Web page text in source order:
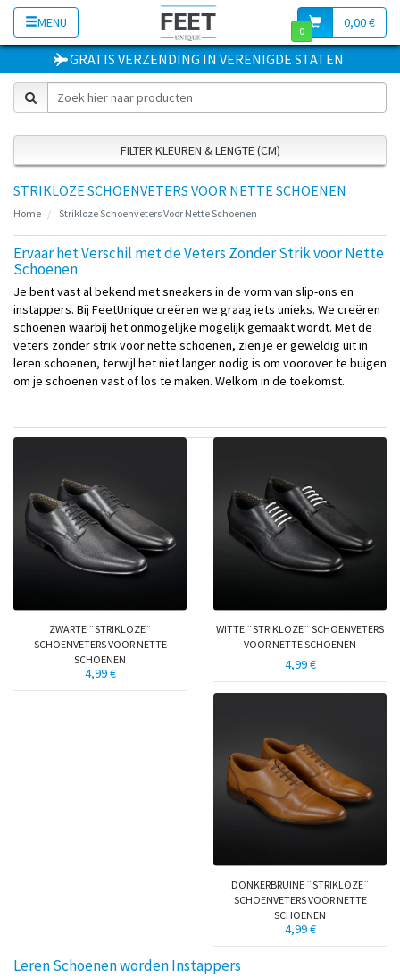
MENU 0,00 €
0
GRATIS VERZENDING IN VERENIGDE STATEN
FILTER KLEUREN & LENGTE (CM)
STRIKLOZE SCHOENVETERS VOOR NETTE SCHOENEN
Home Strikloze Schoenveters Voor Nette Schoenen
Ervaar het Verschil met de Veters Zonder Strik voor Nette
Schoenen
Je bent vast al bekend met sneakers in de vorm van slip-ons en
instappers. Bij FeetUnique creëren we graag iets unieks. We creëren
schoenen waarbij het onmogelijke mogelijk gemaakt wordt. Met de
veters zonder strik voor nette schoenen, zien je er geweldig uit in
leren schoenen, terwijl het niet langer nodig is om voorover te buigen
om je schoenen vast of los te maken. Welkom in de toekomst.
ZWARTE ¨STRIKLOZE¨
SCHOENVETERS VOOR NETTE
SCHOENEN
4,99 €
WITTE ¨STRIKLOZE¨ SCHOENVETERS
VOOR NETTE SCHOENEN
4,99 €
DONKERBRUINE ¨STRIKLOZE¨
SCHOENVETERS VOOR NETTE
SCHOENEN
4,99 €
Leren Schoenen worden Instappers